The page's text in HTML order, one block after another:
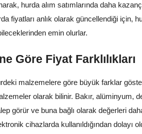
hurda alım satımlarında daha
fiyatları anlık olarak güncellendiği için,
emin olurlar.
Göre Fiyat Farklılıkları
malzemelere göre büyük farklar
olarak bilinir. Bakır, alüminyum,
görür ve buna bağlı olarak değerleri
cihazlarda kullanıldığından dolayı